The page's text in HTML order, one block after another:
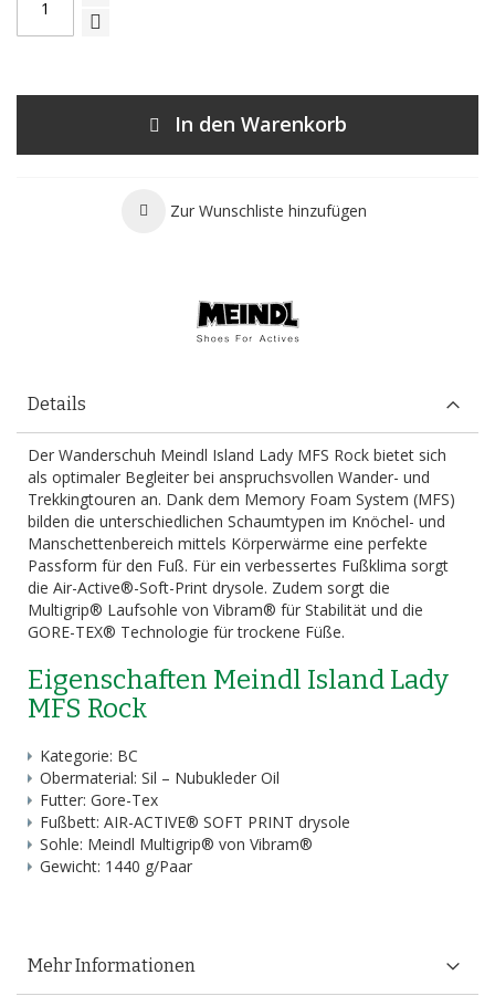
In den Warenkorb
Zur Wunschliste hinzufügen
Details
Der Wanderschuh Meindl Island Lady MFS Rock bietet sich
als optimaler Begleiter bei anspruchsvollen Wander- und
Trekkingtouren an. Dank dem Memory Foam System (MFS)
bilden die unterschiedlichen Schaumtypen im Knöchel- und
Manschettenbereich mittels Körperwärme eine perfekte
Passform für den Fuß. Für ein verbessertes Fußklima sorgt
die Air-Active®-Soft-Print drysole. Zudem sorgt die
Multigrip® Laufsohle von Vibram® für Stabilität und die
GORE-TEX® Technologie für trockene Füße.
Eigenschaften Meindl Island Lady
MFS Rock
Kategorie: BC
Obermaterial: Sil – Nubukleder Oil
Futter: Gore-Tex
Fußbett: AIR-ACTIVE® SOFT PRINT drysole
Sohle: Meindl Multigrip® von Vibram®
Gewicht: 1440 g/Paar
Mehr Informationen